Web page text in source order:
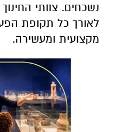
נשכחים. צוותי
לאורך כל תקופת
מקצועית ומעשירה.